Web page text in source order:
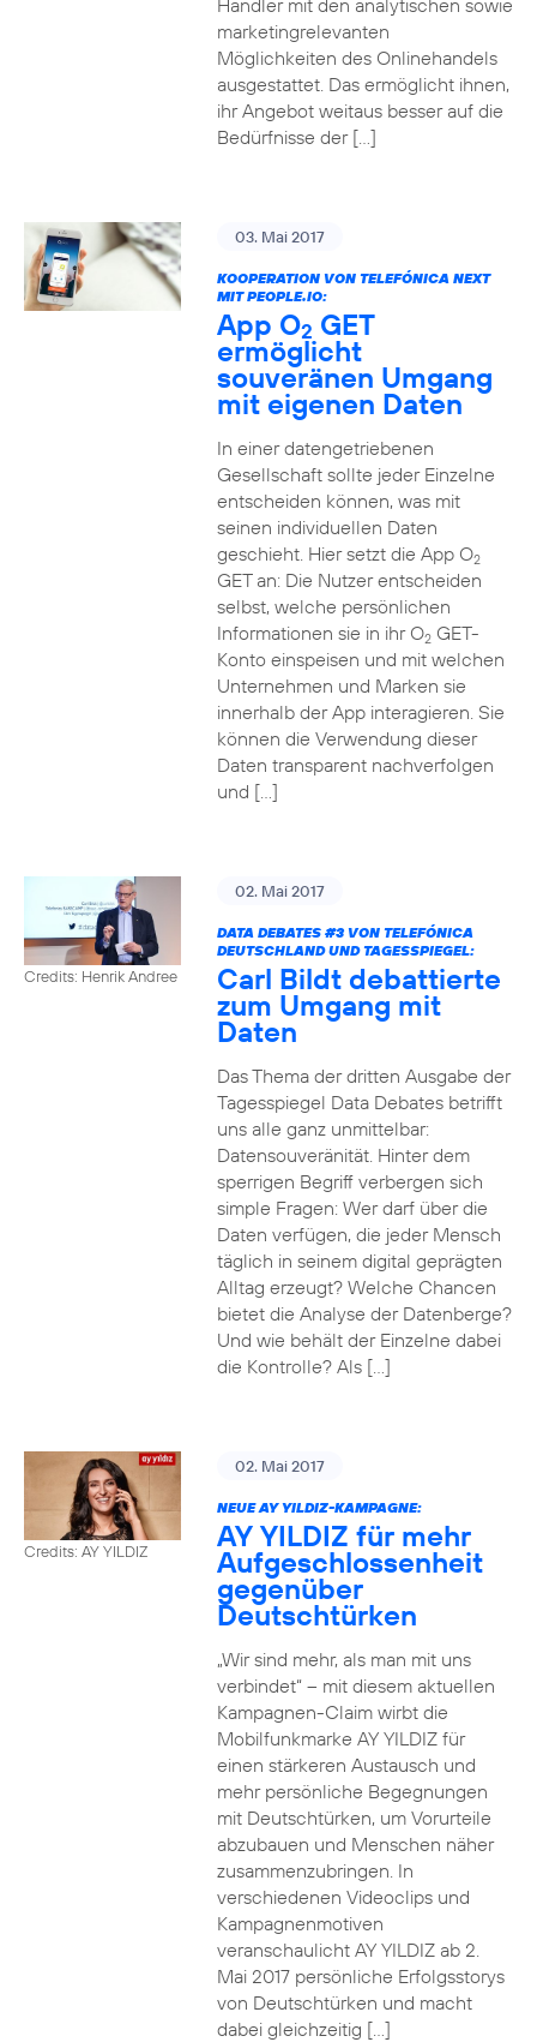
Händler mit den analytischen sowie
marketingrelevanten
Möglichkeiten des Onlinehandels
ausgestattet. Das ermöglicht ihnen,
ihr Angebot weitaus besser auf die
Bedürfnisse der […]
03. Mai 2017
KOOPERATION VON TELEFÓNICA NEXT
MIT PEOPLE.IO:
App O2 GET
ermöglicht
souveränen Umgang
mit eigenen Daten
In einer datengetriebenen
Gesellschaft sollte jeder Einzelne
entscheiden können, was mit
seinen individuellen Daten
geschieht. Hier setzt die App O2
GET an: Die Nutzer entscheiden
selbst, welche persönlichen
Informationen sie in ihr O2GET-
Konto einspeisen und mit welchen
Unternehmen und Marken sie
innerhalb der App interagieren. Sie
können die Verwendung dieser
Daten transparent nachverfolgen
und […]
Credits: Henrik Andree
02. Mai 2017
DATA DEBATES #3VON TELEFÓNICA
DEUTSCHLAND UND TAGESSPIEGEL:
Carl Bildt debattierte
zum Umgang mit
Daten
Das Thema der dritten Ausgabe der
Tagesspiegel Data Debates betrifft
uns alle ganz unmittelbar:
Datensouveränität. Hinter dem
sperrigen Begriff verbergen sich
simple Fragen: Wer darf über die
Daten verfügen, die jeder Mensch
täglich in seinem digital geprägten
Alltag erzeugt? Welche Chancen
bietet die Analyse der Datenberge?
Und wie behält der Einzelne dabei
die Kontrolle? Als […]
Credits: AY YILDIZ
02. Mai 2017
NEUE AY YILDIZ-KAMPAGNE:
AY YILDIZ für mehr
Aufgeschlossenheit
gegenüber
Deutschtürken
„Wir sind mehr, als man mit uns
verbindet“ – mit diesem aktuellen
Kampagnen-Claim wirbt die
Mobilfunkmarke AY YILDIZ für
einen stärkeren Austausch und
mehr persönliche Begegnungen
mit Deutschtürken, um Vorurteile
abzubauen und Menschen näher
zusammenzubringen. In
verschiedenen Videoclips und
Kampagnenmotiven
veranschaulicht AY YILDIZ ab 2.
Mai 2017 persönliche Erfolgsstorys
von Deutschtürken und macht
dabei gleichzeitig […]